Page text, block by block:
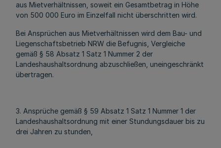
aus Mietverhältnissen, soweit ein Gesamtbetrag in Höhe
von 500 000 Euro im Einzelfall nicht überschritten wird.
Bei Ansprüchen aus Mietverhältnissen wird dem Bau- und
Liegenschaftsbetrieb NRW die Befugnis, Vergleiche
gemäß § 58 Absatz 1 Satz 1 Nummer 2 der
Landeshaushaltsordnung abzuschließen, uneingeschränkt
übertragen.
3. Ansprüche gemäß § 59 Absatz 1 Satz 1 Nummer 1 der
Landeshaushaltsordnung mit einer Stundungsdauer bis zu
drei Jahren zu stunden,